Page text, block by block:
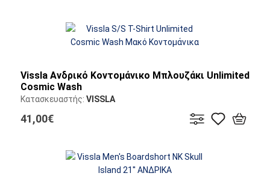
Vissla Ανδρικό Κοντομάνικο Μπλουζάκι Unlimited
Cosmic Wash
Κατασκευαστής: VISSLA
41,00€